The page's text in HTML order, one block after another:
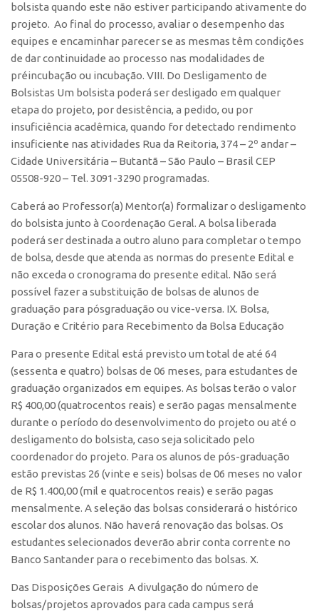
bolsista quando este não estiver participando ativamente do
projeto. Ao final do processo, avaliar o desempenho das
equipes e encaminhar parecer se as mesmas têm condições
de dar continuidade ao processo nas modalidades de
préincubação ou incubação. VIII. Do Desligamento de
Bolsistas Um bolsista poderá ser desligado em qualquer
etapa do projeto, por desistência, a pedido, ou por
insuficiência acadêmica, quando for detectado rendimento
insuficiente nas atividades Rua da Reitoria, 374 – 2º andar –
Cidade Universitária – Butantã – São Paulo – Brasil CEP
05508-920 – Tel. 3091-3290 programadas.
Caberá ao Professor(a) Mentor(a) formalizar o desligamento
do bolsista junto à Coordenação Geral. A bolsa liberada
poderá ser destinada a outro aluno para completar o tempo
de bolsa, desde que atenda as normas do presente Edital e
não exceda o cronograma do presente edital. Não será
possível fazer a substituição de bolsas de alunos de
graduação para pósgraduação ou vice-versa. IX. Bolsa,
Duração e Critério para Recebimento da Bolsa Educação
Para o presente Edital está previsto um total de até 64
(sessenta e quatro) bolsas de 06 meses, para estudantes de
graduação organizados em equipes. As bolsas terão o valor
R$ 400,00 (quatrocentos reais) e serão pagas mensalmente
durante o período do desenvolvimento do projeto ou até o
desligamento do bolsista, caso seja solicitado pelo
coordenador do projeto. Para os alunos de pós-graduação
estão previstas 26 (vinte e seis) bolsas de 06 meses no valor
de R$ 1.400,00 (mil e quatrocentos reais) e serão pagas
mensalmente. A seleção das bolsas considerará o histórico
escolar dos alunos. Não haverá renovação das bolsas. Os
estudantes selecionados deverão abrir conta corrente no
Banco Santander para o recebimento das bolsas. X.
Das Disposições Gerais A divulgação do número de
bolsas/projetos aprovados para cada campus será